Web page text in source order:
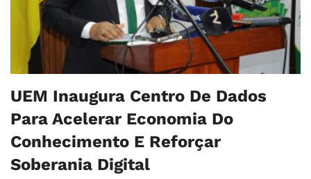
UEM Inaugura Centro De Dados
Para Acelerar Economia Do
Conhecimento E Reforçar
Soberania Digital